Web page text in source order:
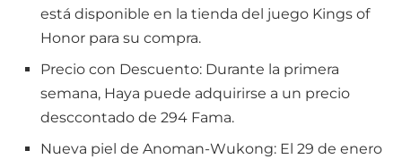
está disponible en la tienda del juego Kings of
Honor para su compra.
Precio con Descuento: Durante la primera
semana, Haya puede adquirirse a un precio
desccontado de 294 Fama.
Nueva piel de Anoman-Wukong: El 29 de enero